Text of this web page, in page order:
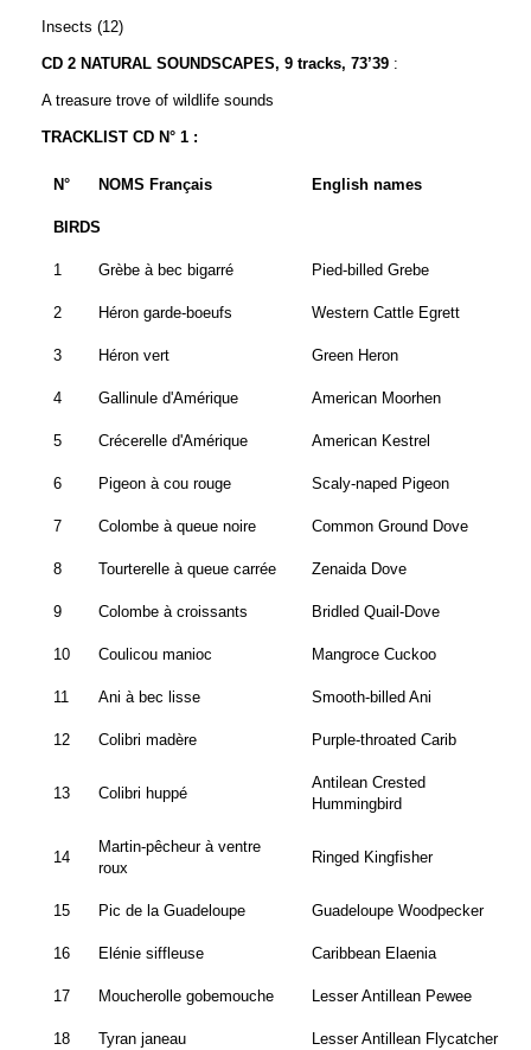
Insects (12)
CD 2 NATURAL SOUNDSCAPES, 9 tracks, 73’39 :
A treasure trove of wildlife sounds
TRACKLIST CD N° 1 :
N° NOMS Français English names
BIRDS
1 Grèbe à bec bigarré Pied-billed Grebe
2 Héron garde-boeufs Western Cattle Egrett
3 Héron vert Green Heron
4 Gallinule d'Amérique American Moorhen
5 Crécerelle d'Amérique American Kestrel
6 Pigeon à cou rouge Scaly-naped Pigeon
7 Colombe à queue noire Common Ground Dove
8 Tourterelle à queue carrée Zenaida Dove
9 Colombe à croissants Bridled Quail-Dove
10 Coulicou manioc Mangroce Cuckoo
11 Ani à bec lisse Smooth-billed Ani
12 Colibri madère Purple-throated Carib
13 Colibri huppé
Antilean Crested
Hummingbird
14
Martin-pêcheur à ventre
roux
Ringed Kingfisher
15 Pic de la Guadeloupe Guadeloupe Woodpecker
16 Elénie siffleuse Caribbean Elaenia
17 Moucherolle gobemouche Lesser Antillean Pewee
18 Tyran janeau Lesser Antillean Flycatcher